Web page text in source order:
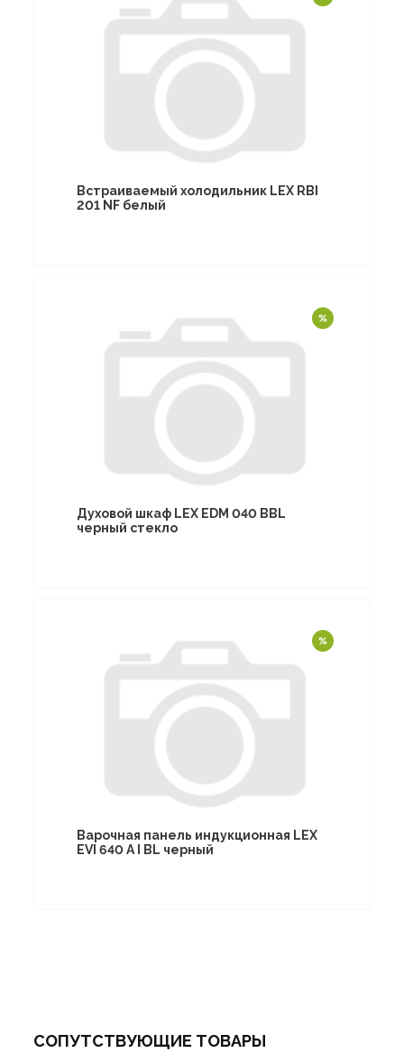
Встраиваемый холодильник LEX RBI
201 NF белый
Духовой шкаф LEX EDM 040 BBL
черный стекло
Варочная панель индукционная LEX
EVI 640 A I BL черный
СОПУТСТВУЮЩИЕ ТОВАРЫ